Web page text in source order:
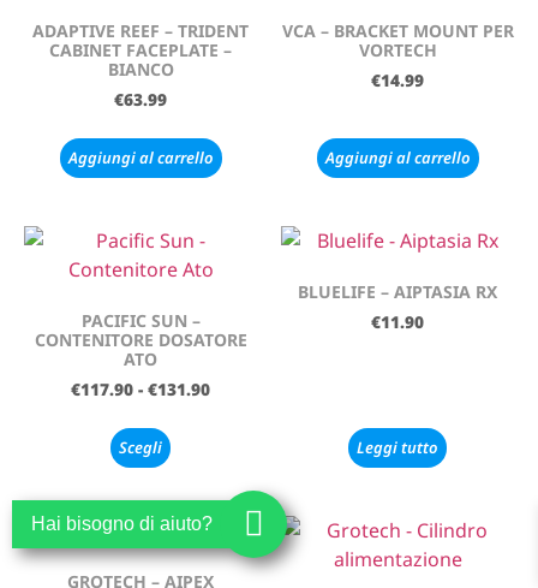
ADAPTIVE REEF – TRIDENT
CABINET FACEPLATE –
BIANCO
€63.99
Aggiungi al carrello
VCA – BRACKET MOUNT PER
VORTECH
€14.99
Aggiungi al carrello
PACIFIC SUN –
CONTENITORE DOSATORE
ATO
€117.90 - €131.90
Scegli
BLUELIFE – AIPTASIA RX
€11.90
Leggi tutto
GROTECH – AIPEX
Hai bisogno di aiuto?